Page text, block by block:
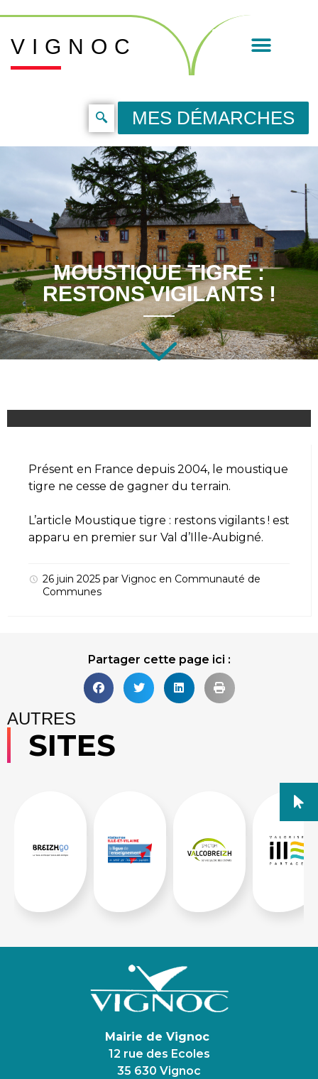
VIGNOC
MES DÉMARCHES
MOUSTIQUE TIGRE :
RESTONS VIGILANTS !
Présent en France depuis 2004, le moustique
tigre ne cesse de gagner du terrain.
L’article Moustique tigre : restons vigilants ! est
apparu en premier sur Val d’Ille-Aubigné.
26 juin 2025 par Vignoc en Communauté de
Communes
Partager cette page ici :
AUTRES
SITES
Mairie de Vignoc
12 rue des Ecoles
35 630 Vignoc